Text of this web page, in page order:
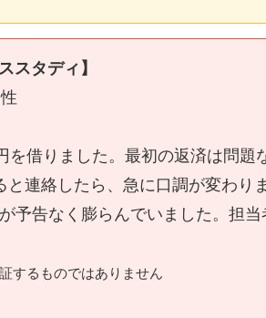
スタディ】
を借りました。最初の返済は問題
連絡したら、急に口調が変わり
予告なく膨らんでいました。担
するものではありません